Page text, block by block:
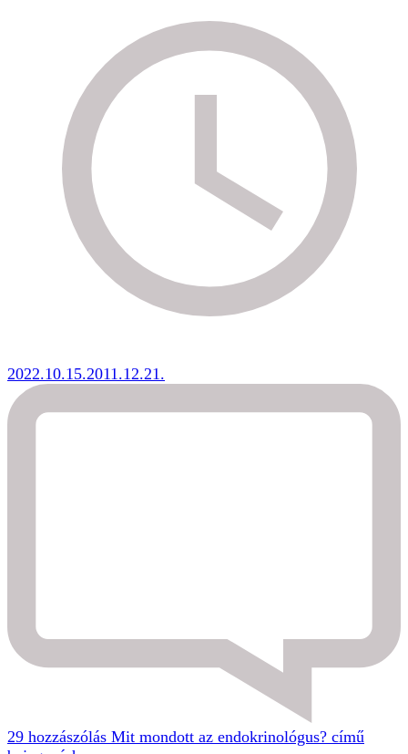
2022.10.15.2011.12.21.
29 hozzászólás Mit mondott az endokrinológus? című